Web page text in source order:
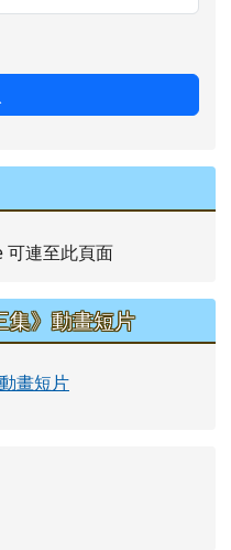
集》動畫短片
畫短片